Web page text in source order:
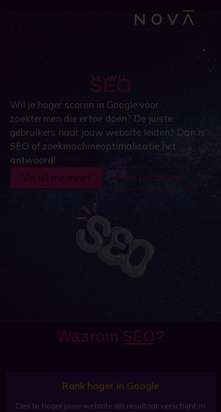
IK WIL
SEO
Wil je hoger scoren in Google voor
zoektermen die ertoe doen? De juiste
gebruikers naar jouw website leiden? Dan is
SEO of zoekmachineoptimalisatie het
antwoord!
Vertel me meer!
Eens babbelen?
Waarom SEO?
Rank hoger in Google
Des te hoger jouw website als resultaat verschijnt in